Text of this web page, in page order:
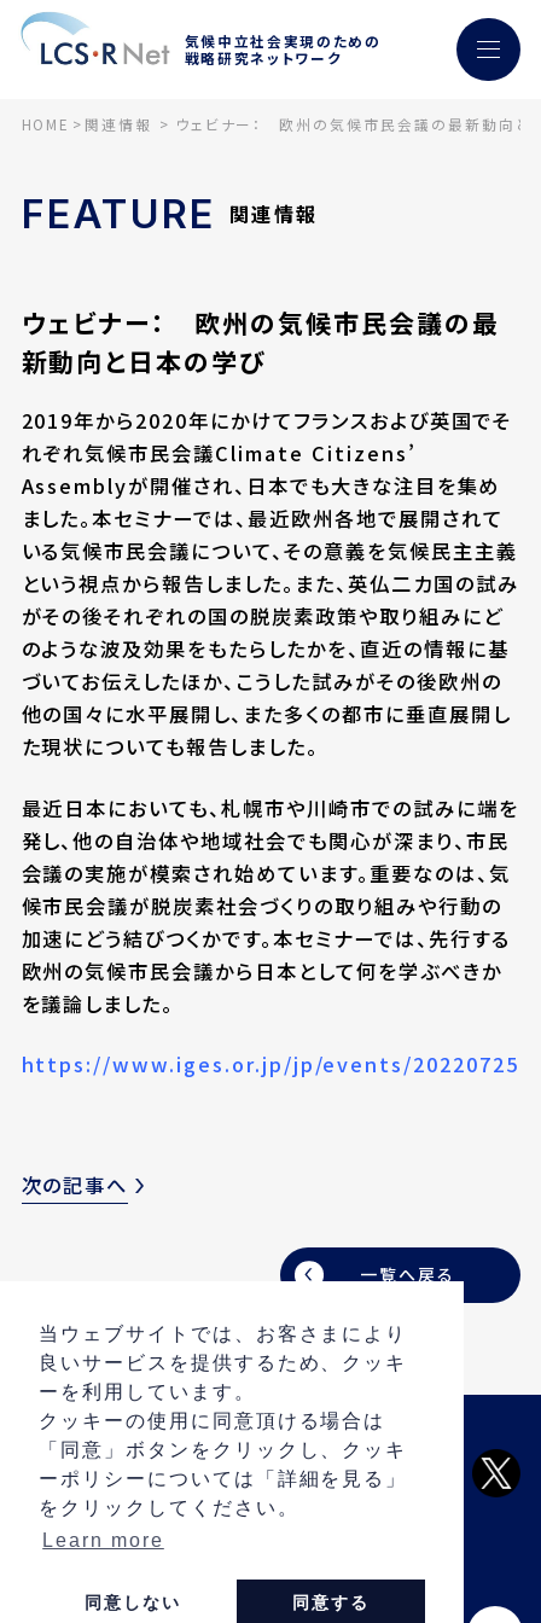
当ウェブサイトでは、お客さまにより
良いサービスを提供するため、クッキ
ーを利用しています。
クッキーの使用に同意頂ける場合は
「同意」ボタンをクリックし、クッキ
ーポリシーについては「詳細を見る」
をクリックしてください。
Learn more
同意しない 同意する
気候中立社会実現のための
戦略研究ネットワーク
HOME 関連情報 ウェビナー： 欧州の気候市民会議の最新動向と
FEATURE 関連情報
ウェビナー： 欧州の気候市民会議の最
新動向と日本の学び
2019年から2020年にかけてフランスおよび英国でそ
れぞれ気候市民会議Climate Citizens’
Assemblyが開催され、日本でも大きな注目を集め
ました。本セミナーでは、最近欧州各地で展開されて
いる気候市民会議について、その意義を気候民主主義
という視点から報告しました。また、英仏二カ国の試み
がその後それぞれの国の脱炭素政策や取り組みにど
のような波及効果をもたらしたかを、直近の情報に基
づいてお伝えしたほか、こうした試みがその後欧州の
他の国々に水平展開し、また多くの都市に垂直展開し
た現状についても報告しました。
最近日本においても、札幌市や川崎市での試みに端を
発し、他の自治体や地域社会でも関心が深まり、市民
会議の実施が模索され始めています。重要なのは、気
候市民会議が脱炭素社会づくりの取り組みや行動の
加速にどう結びつくかです。本セミナーでは、先行する
欧州の気候市民会議から日本として何を学ぶべきか
を議論しました。
https://www.iges.or.jp/jp/events/20220725
次の記事へ
一覧へ戻る
ARCHIVE
PRIVACY POLICY
CONTACT